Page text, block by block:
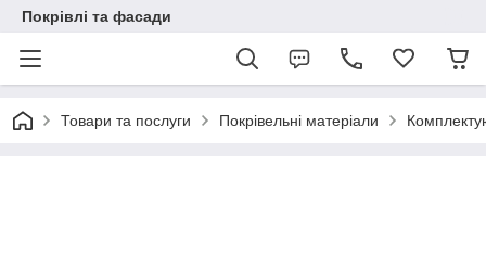
Покрівлі та фасади
Товари та послуги Покрівельні матеріали